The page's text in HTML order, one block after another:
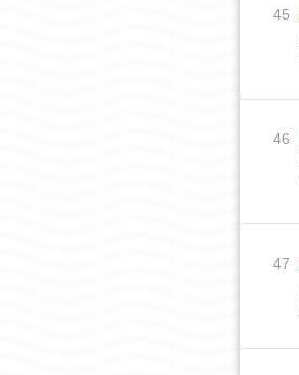
45
46
47